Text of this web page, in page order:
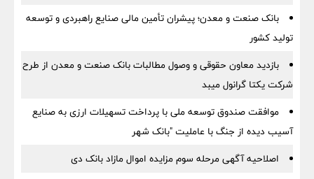
بانک صنعت و معدن؛ پیشران تأمین مالی صنایع راهبردی و توسعه
تولید کشور
بازدید معاون حقوقی و وصول مطالبات بانک صنعت و معدن از طرح
شرکت یکتا گرانول میبد
موافقت صندوق توسعه ملی با پرداخت تسهیلات ارزی به صنایع
آسیب دیده از جنگ با عاملیت "بانک شهر
اصلاحیه آگهی مرحله سوم مزایده اموال مازاد بانک دی